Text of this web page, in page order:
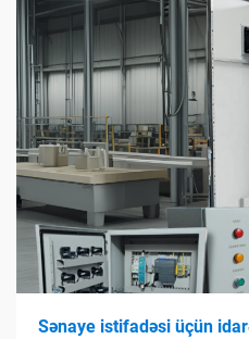
Sənaye istifadəsi üçün